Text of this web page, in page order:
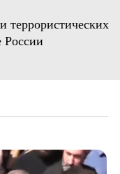
России